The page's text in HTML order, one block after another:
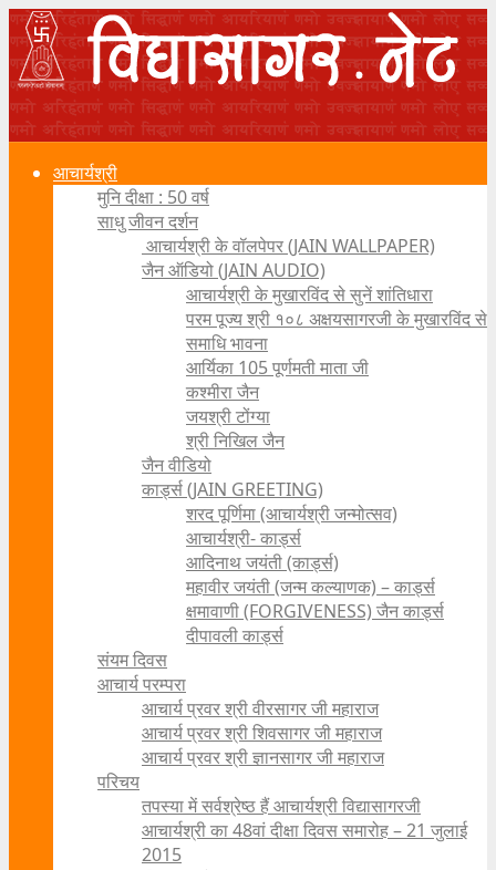
आचार्यश्री
मुनि दीक्षा : 50 वर्ष
साधु जीवन दर्शन
आचार्यश्री के वॉलपेपर (JAIN WALLPAPER)
जैन ऑडियो (JAIN AUDIO)
आचार्यश्री के मुखारविंद से सुनें शांतिधारा
परम पूज्य श्री १०८ अक्षयसागरजी के मुखारविंद से
समाधि भावना
आर्यिका 105 पूर्णमती माता जी
कश्मीरा जैन
जयश्री टोंग्या
श्री निखिल जैन
जैन वीडियो
कार्ड्स (JAIN GREETING)
शरद पूर्णिमा (आचार्यश्री जन्मोत्सव)
आचार्यश्री- कार्ड्स
आदिनाथ जयंती (कार्ड्स)
महावीर जयंती (जन्म कल्याणक) – कार्ड्स
क्षमावाणी (FORGIVENESS) जैन कार्ड्स
दीपावली कार्ड्स
संयम दिवस
आचार्य परम्परा
आचार्य प्रवर श्री वीरसागर जी महाराज
आचार्य प्रवर श्री शिवसागर जी महाराज
आचार्य प्रवर श्री ज्ञानसागर जी महाराज
परिचय
तपस्या में सर्वश्रेष्ठ हैं आचार्यश्री विद्यासागरजी
आचार्यश्री का 48वां दीक्षा दिवस समारोह – 21 जुलाई
2015